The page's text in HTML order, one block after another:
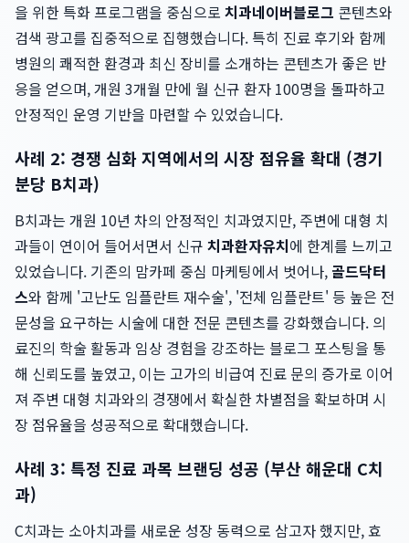
을 위한 특화 프로그램을 중심으로 치과네이버블로그 콘텐츠와
검색 광고를 집중적으로 집행했습니다. 특히 진료 후기와 함께
병원의 쾌적한 환경과 최신 장비를 소개하는 콘텐츠가 좋은 반
응을 얻으며, 개원 3개월 만에 월 신규 환자 100명을 돌파하고
안정적인 운영 기반을 마련할 수 있었습니다.
사례 2: 경쟁 심화 지역에서의 시장 점유율 확대 (경기
분당 B치과)
B치과는 개원 10년 차의 안정적인 치과였지만, 주변에 대형 치
과들이 연이어 들어서면서 신규 치과환자유치에 한계를 느끼고
있었습니다. 기존의 맘카페 중심 마케팅에서 벗어나, 골드닥터
스와 함께 '고난도 임플란트 재수술', '전체 임플란트' 등 높은 전
문성을 요구하는 시술에 대한 전문 콘텐츠를 강화했습니다. 의
료진의 학술 활동과 임상 경험을 강조하는 블로그 포스팅을 통
해 신뢰도를 높였고, 이는 고가의 비급여 진료 문의 증가로 이어
져 주변 대형 치과와의 경쟁에서 확실한 차별점을 확보하며 시
장 점유율을 성공적으로 확대했습니다.
사례 3: 특정 진료 과목 브랜딩 성공 (부산 해운대 C치
과)
C치과는 소아치과를 새로운 성장 동력으로 삼고자 했지만, 효